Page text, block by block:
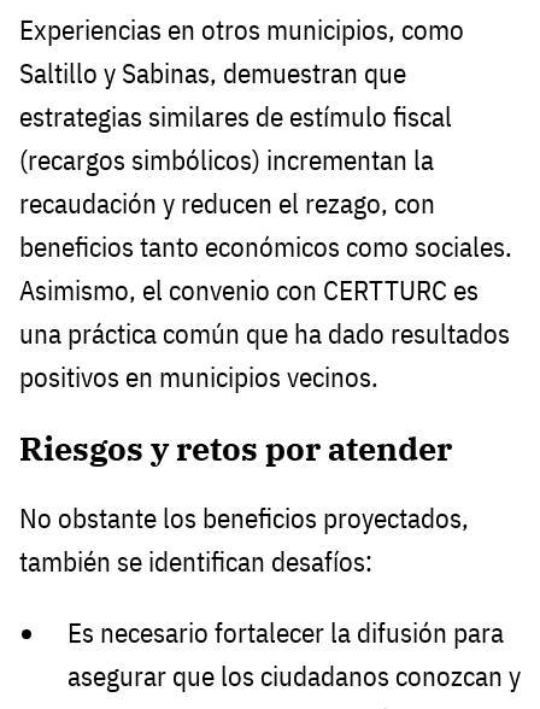
Experiencias en otros municipios, como
Saltillo y Sabinas, demuestran que
estrategias similares de estímulo fiscal
(recargos simbólicos) incrementan la
recaudación y reducen el rezago, con
beneficios tanto económicos como sociales.
Asimismo, el convenio con CERTTURC es
una práctica común que ha dado resultados
positivos en municipios vecinos.
Riesgos y retos por atender
No obstante los beneficios proyectados,
también se identifican desafíos:
Es necesario fortalecer la difusión para
asegurar que los ciudadanos conozcan y